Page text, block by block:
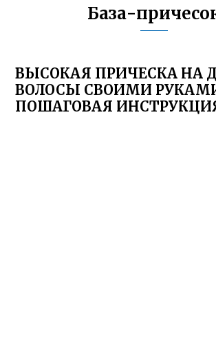
База-
ВЫСОКАЯ ПРИЧЕСКА НА
ВОЛОСЫ СВОИМИ
ПОШАГОВАЯ